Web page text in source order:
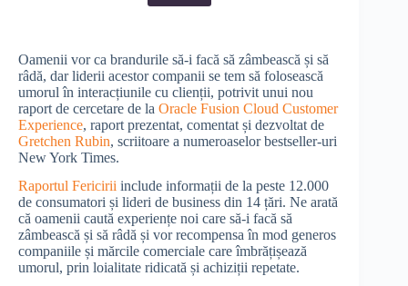
Oamenii vor ca brandurile să-i facă să zâmbească și să
râdă, dar liderii acestor companii se tem să folosească
umorul în interacțiunile cu clienții, potrivit unui nou
raport de cercetare de la Oracle Fusion Cloud Customer
Experience, raport prezentat, comentat și dezvoltat de
Gretchen Rubin, scriitoare a numeroaselor bestseller-uri
New York Times.
Raportul Fericirii include informații de la peste 12.000
de consumatori și lideri de business din 14 țări. Ne arată
că oamenii caută experiențe noi care să-i facă să
zâmbească și să râdă și vor recompensa în mod generos
companiile și mărcile comerciale care îmbrățișează
umorul, prin loialitate ridicată și achiziții repetate.